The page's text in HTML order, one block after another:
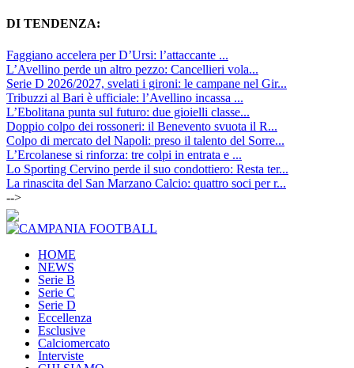
DI TENDENZA:
Faggiano accelera per D’Ursi: l’attaccante ...
L’Avellino perde un altro pezzo: Cancellieri vola...
Serie D 2026/2027, svelati i gironi: le campane nel Gir...
Tribuzzi al Bari è ufficiale: l’Avellino incassa ...
L’Ebolitana punta sul futuro: due gioielli classe...
Doppio colpo dei rossoneri: il Benevento svuota il R...
Colpo di mercato del Napoli: preso il talento del Sorre...
L’Ercolanese si rinforza: tre colpi in entrata e ...
Lo Sporting Cervino perde il suo condottiero: Resta ter...
La rinascita del San Marzano Calcio: quattro soci per r...
-->
HOME
NEWS
Serie B
Serie C
Serie D
Eccellenza
Esclusive
Calciomercato
Interviste